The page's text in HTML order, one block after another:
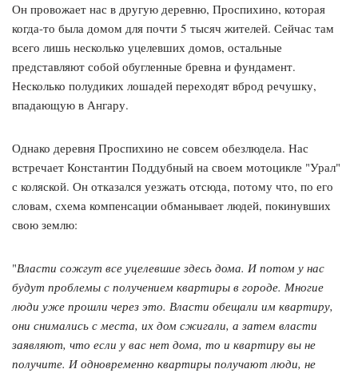
Он провожает нас в другую деревню, Проспихино, которая
когда-то была домом для почти 5 тысяч жителей. Сейчас там
всего лишь несколько уцелевших домов, остальные
представляют собой обугленные бревна и фундамент.
Несколько полудиких лошадей переходят вброд речушку,
впадающую в Ангару.
Однако деревня Проспихино не совсем обезлюдела. Нас
встречает Константин Поддубный на своем мотоцикле "Урал"
с коляской. Он отказался уезжать отсюда, потому что, по его
словам, схема компенсации обманывает людей, покинувших
свою землю:
"Власти сожгут все уцелевшие здесь дома. И потом у нас
будут проблемы с получением квартиры в городе. Многие
люди уже прошли через это. Власти обещали им квартиру,
они снимались с места, их дом сжигали, а затем власти
заявляют, что если у вас нет дома, то и квартиру вы не
получите. И одновременно квартиры получают люди, не